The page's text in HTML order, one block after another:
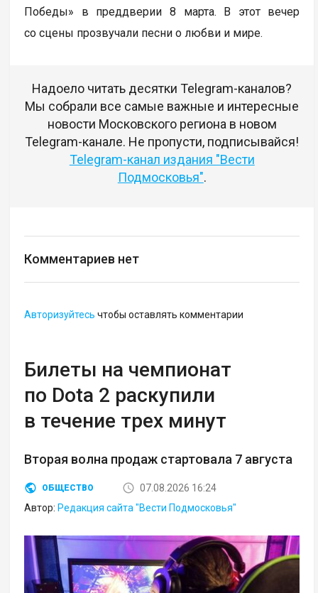
Победы» в преддверии 8 марта. В этот вечер
со сцены прозвучали песни о любви и мире.
Надоело читать десятки Telegram-каналов?
Мы собрали все самые важные и интересные
новости Московского региона в новом
Telegram-канале. Не пропусти, подписывайся!
Telegram-канал издания "Вести
Подмосковья".
Комментариев нет
Авторизуйтесь чтобы оставлять комментарии
Билеты на чемпионат
по Dota 2 раскупили
в течение трех минут
Вторая волна продаж стартовала 7 августа
ОБЩЕСТВО
07.08.2026 16:24
Автор: Редакция сайта "Вести Подмосковья"